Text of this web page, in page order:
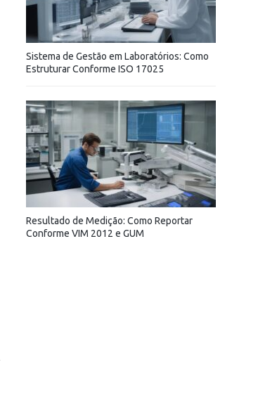
Sistema de Gestão em Laboratórios: Como
Estruturar Conforme ISO 17025
Resultado de Medição: Como Reportar
Conforme VIM 2012 e GUM